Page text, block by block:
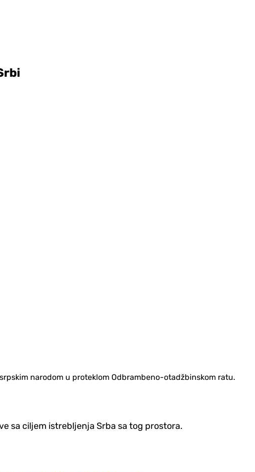
narodom u proteklom Odbrambeno-otadžbinskom ratu.
sa ciljem istrebljenja Srba sa tog prostora.